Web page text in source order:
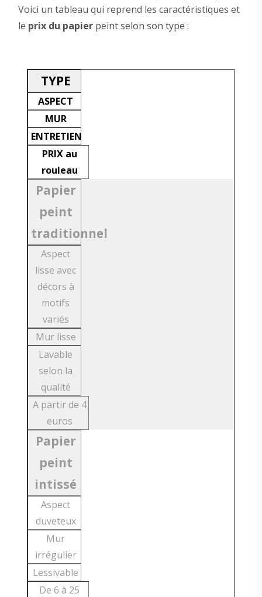
Voici un tableau qui reprend les caractéristiques et
le prix du papierpeint selon son type :
TYPE
ASPECT
MUR
ENTRETIEN
PRIX au
rouleau
Papier
peint
traditionnel
Aspect
lisse avec
décors à
motifs
variés
Mur lisse
Lavable
selon la
qualité
A partir de 4
euros
Papier
peint
intissé
Aspect
duveteux
Mur
irrégulier
Lessivable
De 6 à 25